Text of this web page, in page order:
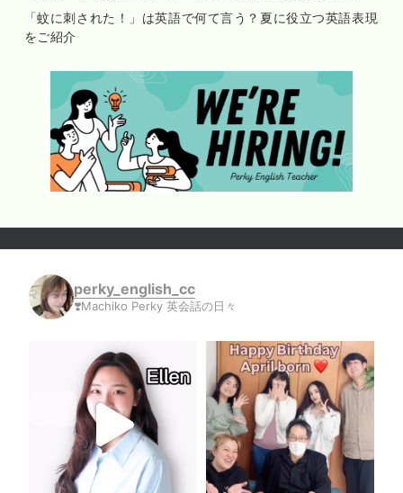
「蚊に刺された！」は英語で何て言う？夏に役立つ英語表現
をご紹介
perky_english_cc
❣️Machiko Perky 英会話の日々